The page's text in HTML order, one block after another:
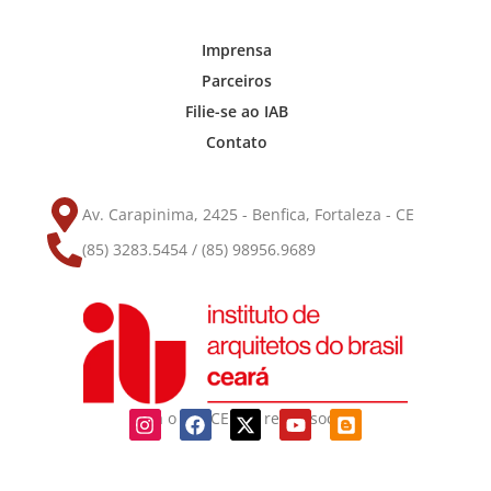
Siga o IAB-CE nas redes sociais
Imprensa
Parceiros
Filie-se ao IAB
Contato
Av. Carapinima, 2425 - Benfica, Fortaleza - CE
(85) 3283.5454 / (85) 98956.9689